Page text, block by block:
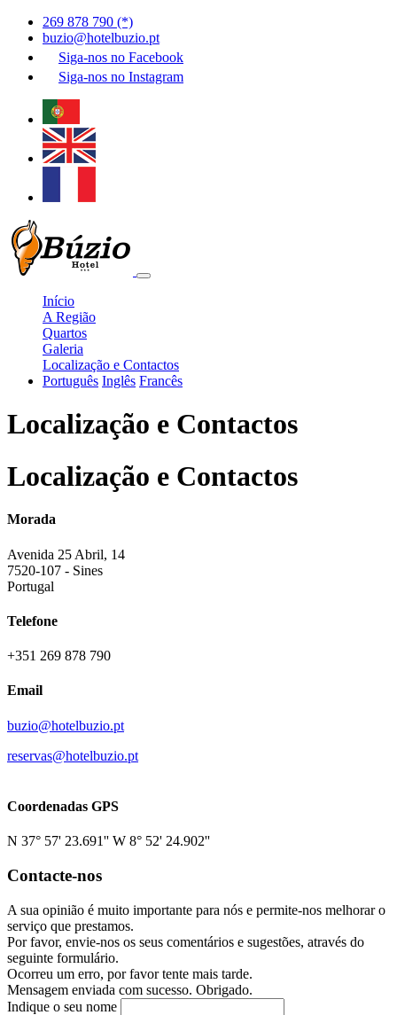
269 878 790 (*)
buzio@hotelbuzio.pt
Siga-nos no Facebook
Siga-nos no Instagram
Início
A Região
Quartos
Galeria
Localização e Contactos
Português Inglês Francês
Localização e Contactos
Localização e Contactos
Morada
Avenida 25 Abril, 14
7520-107 - Sines
Portugal
Telefone
+351 269 878 790
Email
buzio@hotelbuzio.pt
reservas@hotelbuzio.pt
Coordenadas GPS
N 37° 57' 23.691'' W 8° 52' 24.902''
Contacte-nos
A sua opinião é muito importante para nós e permite-nos melhorar o
serviço que prestamos.
Por favor, envie-nos os seus comentários e sugestões, através do
seguinte formulário.
Ocorreu um erro, por favor tente mais tarde.
Mensagem enviada com sucesso. Obrigado.
Indique o seu nome